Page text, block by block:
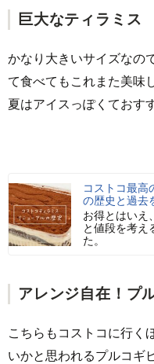
巨大なティラミス
かなり大きいサイズなの
て食べてもこれまた美味
夏はアイスっぽくておす
コストコ最高
の歴史と過去
お得とはいえ
と値段を考え
た。
アレンジ自在！プ
こちらもコストコに行く
いかと思われるプルコギ